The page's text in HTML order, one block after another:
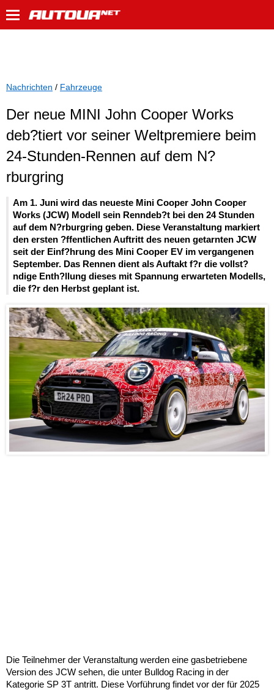
Nachrichten / Fahrzeuge
Der neue MINI John Cooper Works
deb?tiert vor seiner Weltpremiere beim
24-Stunden-Rennen auf dem N?
rburgring
Am 1. Juni wird das neueste Mini Cooper John Cooper
Works (JCW) Modell sein Renndeb?t bei den 24 Stunden
auf dem N?rburgring geben. Diese Veranstaltung markiert
den ersten ?ffentlichen Auftritt des neuen getarnten JCW
seit der Einf?hrung des Mini Cooper EV im vergangenen
September. Das Rennen dient als Auftakt f?r die vollst?
ndige Enth?llung dieses mit Spannung erwarteten Modells,
die f?r den Herbst geplant ist.
Die Teilnehmer der Veranstaltung werden eine gasbetriebene
Version des JCW sehen, die unter Bulldog Racing in der
Kategorie SP 3T antritt. Diese Vorführung findet vor der für 2025